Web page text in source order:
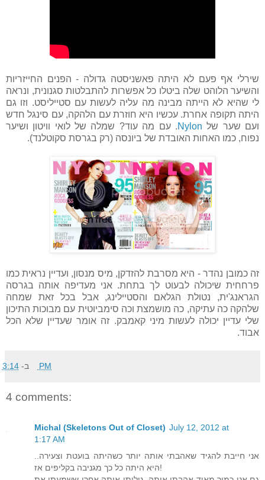
שירלי אף פעם לא היתה פאשניסטה גדולה - הפנים החייזריות
והשיער הלוהט שלה ביטלו כל אפשרות להתבלטות סגנונית, ונראה
לי שהיא לא הייתה מבינה מה עליה לעשות עם סטייליסט. וזו גם
היתה תקופה אחרת. עכשיו היא חוזרת עם הלהקה, עם סינגל חדש
ועם שער של Nylon. עם מה עוד? שמלה של לואי וויטון ושיער
נפוח, כמו האחות האובדת של ביונסה (רק בגרסת סקוטלנד).
זה כמובן נהדר - היא מסרבת להזדקן, מיס מנסון, ועדיין נראית כמו
פרחחית שיכולה לבעוט לך בתחת. אני מעדיפה אותה בגרסה
הגראנג'ית, נטולת הגלאם והסטיילינג, אבל בכל זאת שמחה
שלהקה כה עתיקה, כה מושמצת וכה סימביוטית עם מבוכות התיכון
שלי עדיין יכולה לעשות מיני קאמבק. זה אומר שעדיין שלא הכל
אבוד.
ב- 3:14 PM
4 comments:
Michal (Skeletons Out of Closet) July 12, 2012 at
1:17 AM
אני חייבת להגיד שאהבתי אותה יותר כשהיתה בועטת וצעירה..
היא היתה כל כך מגניבה בקליפים אז!